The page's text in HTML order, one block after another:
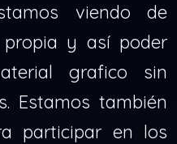
viendo de
y así poder
grafico sin
Estamos también
participar en los